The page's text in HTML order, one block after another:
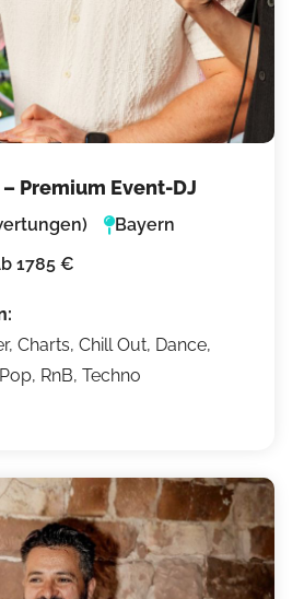
Premium Event-DJ
Bayern
1785 €
Charts, Chill Out, Dance,
RnB, Techno